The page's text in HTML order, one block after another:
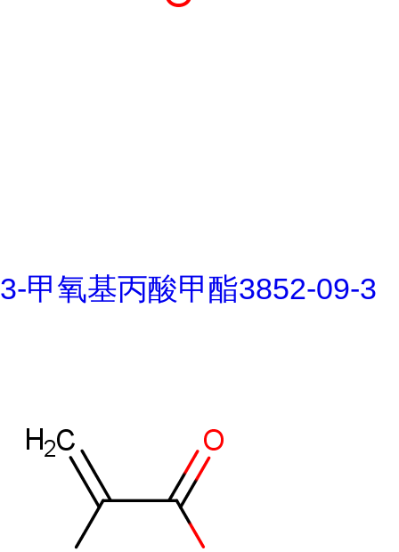
3-甲氧基丙酸甲酯3852-09-3